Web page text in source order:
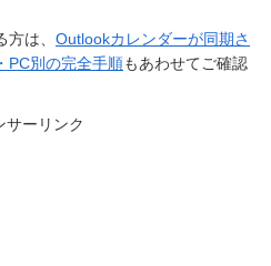
は、 Outlookカレンダーが同期さ
PC別の完全手順もあわせてご確認
サーリンク